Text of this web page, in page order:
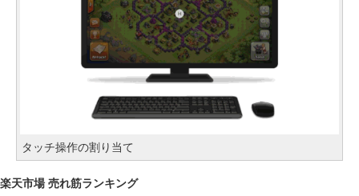
タッチ操作の割り当て
楽天市場 売れ筋ランキング